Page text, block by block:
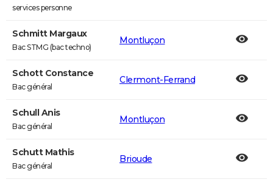
services personne
Schmitt Margaux
Bac STMG (bac techno)
Montluçon
Schott Constance
Bac général
Clermont-Ferrand
Schull Anis
Bac général
Montluçon
Schutt Mathis
Bac général
Brioude